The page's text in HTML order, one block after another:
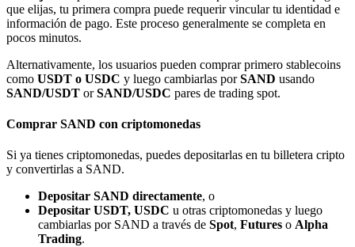
¡Hasta un 65% de comisiones!
Invita a un amigo para recibir recompensas en efectivo
Deposit CASHCAT & Win
que elijas, tu primera compra puede requerir vincular tu identidad e
información de pago. Este proceso generalmente se completa en
pocos minutos.
Alternativamente, los usuarios pueden comprar primero stablecoins
como USDT o USDC y luego cambiarlas porSAND usando
SAND/USDT orSAND/USDC pares de trading spot.
Comprar SAND con criptomonedas
Si ya tienes criptomonedas, puedes depositarlas en tu billetera cripto
y convertirlas a SAND.
Depositar SAND directamente, o
Depositar USDT, USDC u otras criptomonedas y luego
cambiarlas por SAND a través de Spot, Futures o Alpha
Trading.